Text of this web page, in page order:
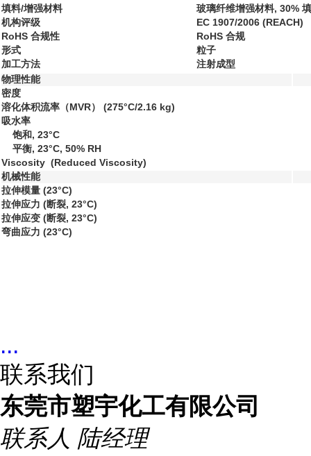
填料/增强材料
玻璃纤维增强材料, 30%
机构评级
EC 1907/2006 (REACH)
RoHS 合规性
RoHS 合规
形式
粒子
加工方法
注射成型
物理性能
密度
溶化体积流率（MVR） (275°C/2.16 kg)
吸水率
饱和, 23°C
平衡, 23°C, 50% RH
Viscosity (Reduced Viscosity)
机械性能
拉伸模量 (23°C)
拉伸应力 (断裂, 23°C)
拉伸应变 (断裂, 23°C)
弯曲应力 (23°C)
...
联系我们
东莞市塑宇化工有限公司
联系人 陆经理